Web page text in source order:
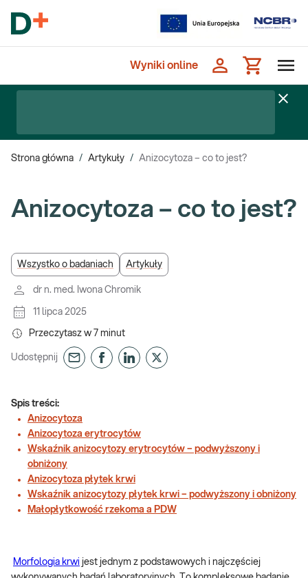
Wyniki online
Strona główna / Artykuły / Anizocytoza – co to jest?
Anizocytoza – co to jest?
Wszystko o badaniach Artykuły
dr n. med. Iwona Chromik
11 lipca 2025
Przeczytasz w 7 minut
Udostępnij
Spis treści:
Anizocytoza
Anizocytoza erytrocytów
Wskaźnik anizocytozy erytrocytów – podwyższony i
obniżony
Anizocytoza płytek krwi
Wskaźnik anizocytozy płytek krwi – podwyższony i obniżony
Małopłytkowość rzekoma a PDW
Morfologia krwi jest jednym z podstawowych i najczęściej